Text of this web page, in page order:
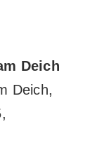
Deich
Deich,